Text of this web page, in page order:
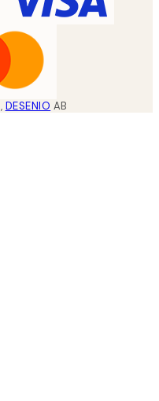
, DESENIO AB